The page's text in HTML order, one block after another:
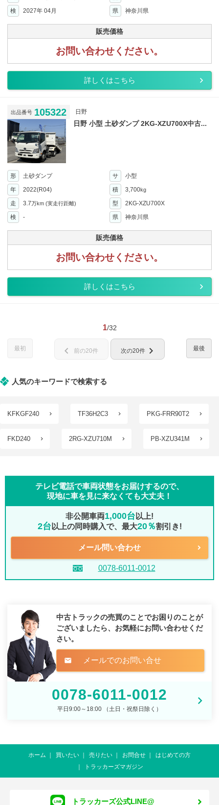
検
2027年 04月 県 神奈川県
販売価格
お問い合わせください。
詳しくはこちら
出品番号 105322 日野
日野 小型 土砂ダンプ 2KG-XZU700X中古...
形 土砂ダンプ サ
小型
年
2022(R04) 積 3,700kg
走 3.7万km (実走行距離) 型
2KG-XZU700X
検
- 県 神奈川県
販売価格
お問い合わせください。
詳しくはこちら
1/32
最初 最後
chevron_left 前の20件 次の20件 chevron_right
人気のキーワードで検索する
KFKGF240 TF36H2C3 PKG-FRR90T2
FKD240 2RG-XZU710M PB-XZU341M
テレビ電話で車両状態をお届けするので、
現地に車を見に来なくても大丈夫！
非公開車両1,000台 以上!
2台 以上の同時購入で、最大20％割引き!
メール問い合わせ
0078-6011-0012
中古トラックの売買のことでお困りのことが
ございましたら、 お気軽にお問い合わせくだ
さい。
mail メールでのお問い合せ
0078-6011-0012
平日9:00～18:00 （土日・祝祭日除く）
ホーム 買いたい 売りたい お問合せ
はじめての方
トラッカーズマガジン
トラッカーズ公式LINE@